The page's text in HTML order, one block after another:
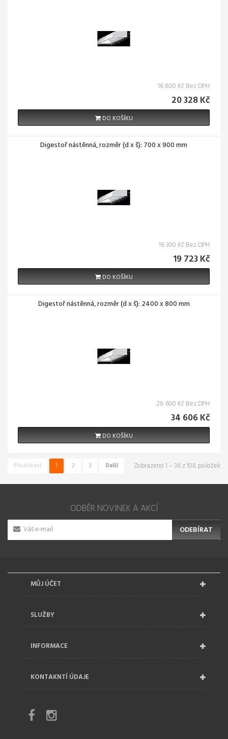
16 800 Kč Bez DPH
20 328 Kč
DO KOŠÍKU
Digestoř nástěnná, rozměr (d x š): 700 x 900 mm
16 300 Kč Bez DPH
19 723 Kč
DO KOŠÍKU
Digestoř nástěnná, rozměr (d x š): 2400 x 800 mm
28 600 Kč Bez DPH
34 606 Kč
DO KOŠÍKU
Zobrazeno 1 – 36 z 108 položek
Předchozí 1 2 3 Další
ODBĚR NOVINEK A AKCÍ
ODEBÍRAT
MŮJ ÚČET
SLUŽBY
INFORMACE
KONTAKNTÍ ÚDAJE